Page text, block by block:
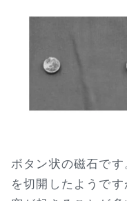
ボタン状の磁石で
を切開したようで